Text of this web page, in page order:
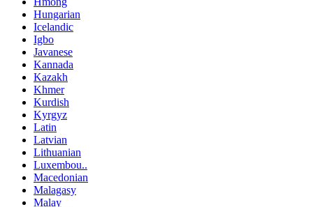
Hungarian
Icelandic
Igbo
Javanese
Kannada
Kazakh
Khmer
Kurdish
Kyrgyz
Latin
Latvian
Lithuanian
Luxembou..
Macedonian
Malagasy
Malay